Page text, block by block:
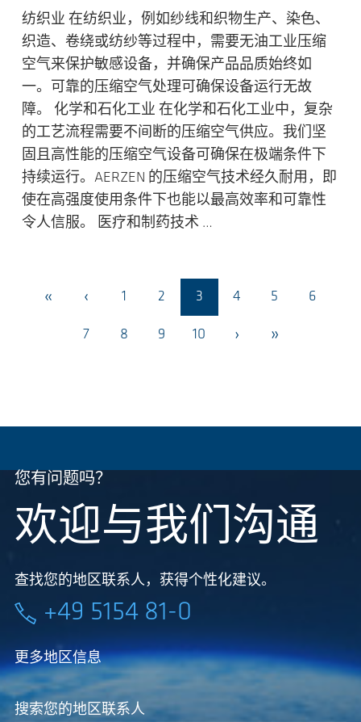
纺织业 在纺织业，例如纱线和织物生产、染色、
织造、卷绕或纺纱等过程中，需要无油工业压缩
空气来保护敏感设备，并确保产品品质始终如
一。可靠的压缩空气处理可确保设备运行无故
障。 化学和石化工业 在化学和石化工业中，复杂
的工艺流程需要不间断的压缩空气供应。我们坚
固且高性能的压缩空气设备可确保在极端条件下
持续运行。AERZEN 的压缩空气技术经久耐用，即
使在高强度使用条件下也能以最高效率和可靠性
令人信服。 医疗和制药技术 …
« ‹ 1 2 3 4 5 6
7 8 9 10 › »
您有问题吗？
欢迎与我们沟通
查找您的地区联系人，获得个性化建议。
+49 5154 81-0
更多地区信息
搜索您的地区联系人